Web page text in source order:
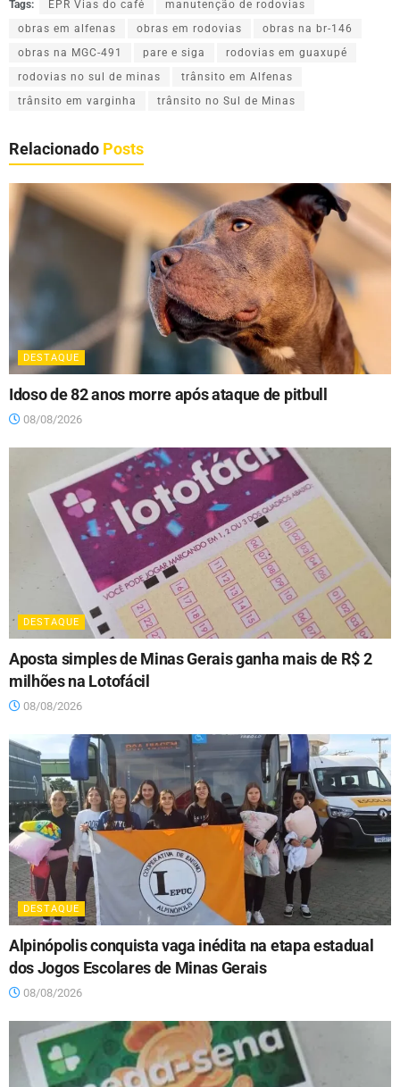
Tags: EPR Vias do café
manutenção de rodovias
obras em alfenas
obras em rodovias
obras na br-146
obras na MGC-491
pare e siga
rodovias em guaxupé
rodovias no sul de minas
trânsito em Alfenas
trânsito em varginha
trânsito no Sul de Minas
Relacionado Posts
DESTAQUE
Idoso de 82 anos morre após ataque de pitbull
08/08/2026
DESTAQUE
Aposta simples de Minas Gerais ganha mais de R$ 2
milhões na Lotofácil
08/08/2026
DESTAQUE
Alpinópolis conquista vaga inédita na etapa estadual
dos Jogos Escolares de Minas Gerais
08/08/2026